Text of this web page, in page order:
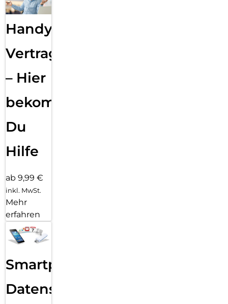
Handy
Vertragsabwicklung
– Hier
bekommst
Du
Hilfe
ab 9,99 €
inkl. MwSt.
Mehr
erfahren
Smartphone
Datensicherung